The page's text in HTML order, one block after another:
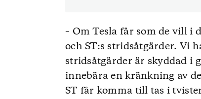
– Om Tesla får som de vill i
och ST:s stridsåtgärder. Vi
stridsåtgärder är skyddad i
innebära en kränkning av
ST får komma till tas i